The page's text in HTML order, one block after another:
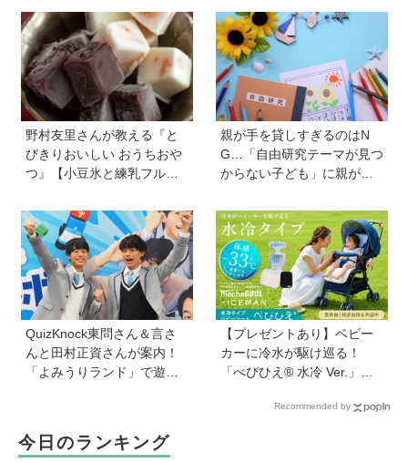
きっかけに、新たな一歩を
踏み出した教師夫妻の決断
野村友里さんが教える『と
びきりおいしい おうちおや
つ』【小豆氷と練乳フルー
り！ 小学生でもお手伝いで
きる
親が手を貸しすぎるのはN
G…「自由研究テーマが見つ
からない子ども」に親がで
専門家・井上顕滋先生が解
説
QuizKnock東問さん＆言さ
んと田村正資さんが案内！
「よみうりランド」で遊び
【プレゼントあり】ベビー
カーに冷水が駆け巡る！
「べびひえ® 水冷 Ver.」で
かけをサポートRecommended by
今日のランキング